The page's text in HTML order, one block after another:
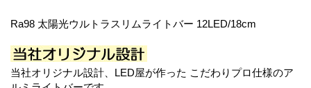
Ra98 太陽光ウルトラスリムライトバー 12LED/18cm
当社オリジナル設計、LED屋が作った こだわりプロ仕様のア